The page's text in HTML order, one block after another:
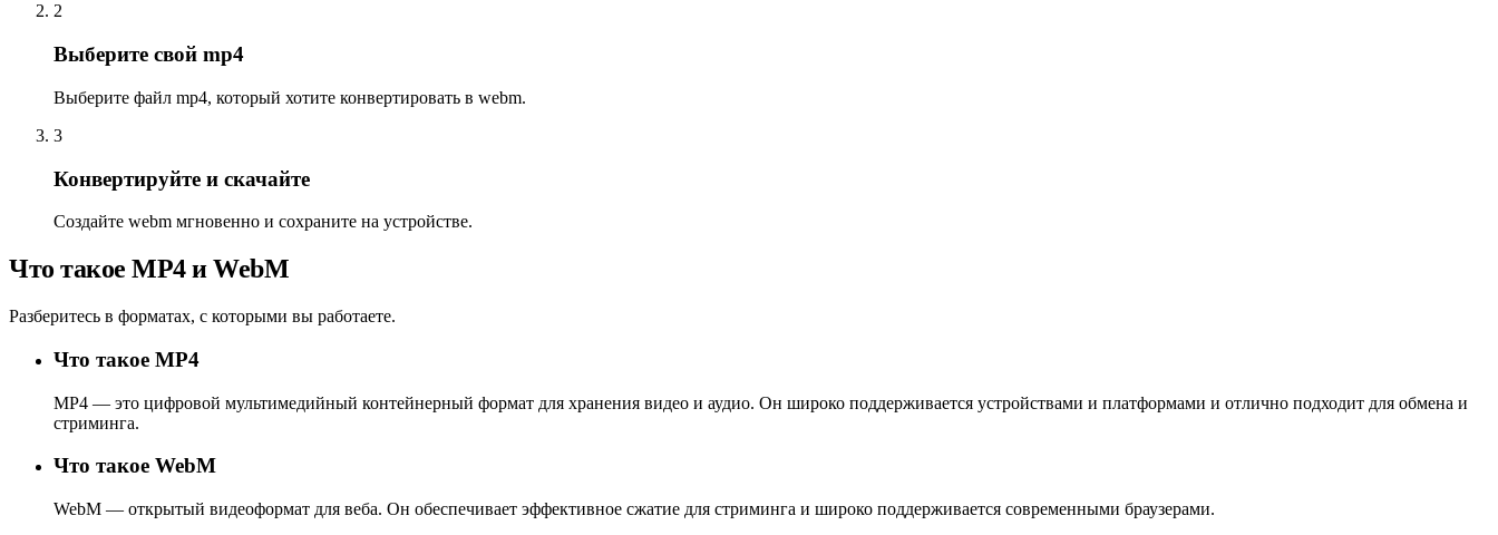
2
Выберите свой mp4
Выберите файл mp4, который хотите конвертировать в webm.
3
Конвертируйте и скачайте
Создайте webm мгновенно и сохраните на устройстве.
Что такое MP4 и WebM
Разберитесь в форматах, с которыми вы работаете.
Что такое MP4
MP4 — это цифровой мультимедийный контейнерный формат для хранения видео и аудио. Он широко поддерживается устройствами и платформами и отлично подходит для обмена и
стриминга.
Что такое WebM
WebM — открытый видеоформат для веба. Он обеспечивает эффективное сжатие для стриминга и широко поддерживается современными браузерами.